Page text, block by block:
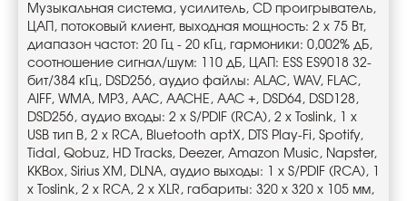
Музыкальная система, усилитель, CD проигрыватель,
ЦАП, потоковый клиент, выходная мощность: 2 х 75 Вт,
диапазон частот: 20 Гц - 20 кГц, гармоники: 0,002% дБ,
соотношение сигнал/шум: 110 дБ, ЦАП: ESS ES9018 32-
бит/384 кГц, DSD256, аудио файлы: ALAC, WAV, FLAC,
AIFF, WMA, MP3, AAC, AACHE, AAC +, DSD64, DSD128,
DSD256, аудио входы: 2 x S/PDIF (RCA), 2 x Toslink, 1 х
USB тип В, 2 x RCA, Bluetooth aptX, DTS Play-Fi, Spotify,
Tidal, Qobuz, HD Tracks, Deezer, Amazon Music, Napster,
KKBox, Sirius XM, DLNA, аудио выходы: 1 x S/PDIF (RCA), 1
x Toslink, 2 x RCA, 2 x XLR, габариты: 320 x 320 x 105 мм,